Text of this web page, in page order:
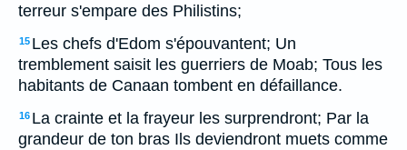
terreur s'empare des Philistins;
15 Les chefs d'Edom s'épouvantent; Un
tremblement saisit les guerriers de Moab; Tous les
habitants de Canaan tombent en défaillance.
16 La crainte et la frayeur les surprendront; Par la
grandeur de ton bras Ils deviendront muets comme